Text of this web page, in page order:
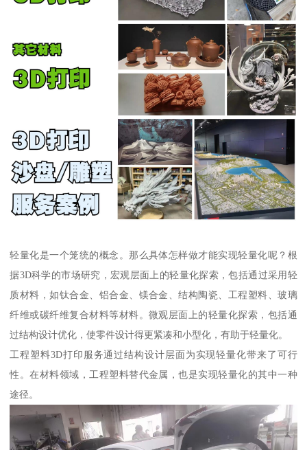
轻量化是一个笼统的概念。那么具体怎样做才能实现轻量化呢？根
据3D科学的市场研究，宏观层面上的轻量化探索，包括通过采用轻
质材料，如钛合金、铝合金、镁合金、结构陶瓷、工程塑料、玻璃
纤维或碳纤维复合材料等材料。微观层面上的轻量化探索，包括通
过结构设计优化，使零件设计得更紧凑和小型化，有助于轻量化。
工程塑料3D打印服务通过结构设计层面为实现轻量化带来了可行
性。在材料领域，工程塑料替代金属，也是实现轻量化的其中一种
途径。